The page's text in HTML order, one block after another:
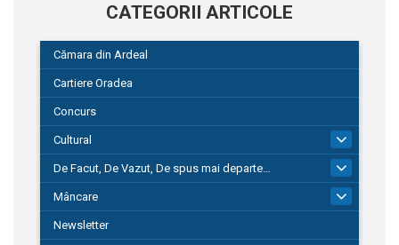
CATEGORII ARTICOLE
Cămara din Ardeal
Cartiere Oradea
Concurs
Cultural
De Facut, De Vazut, De spus mai departe…
580
Mâncare
Newsletter